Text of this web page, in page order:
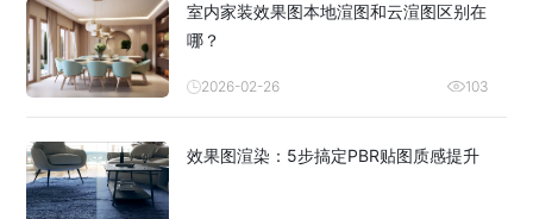
室内家装效果图本地渲图和云渲图区别在
哪？
2026-02-26 103
效果图渲染：5步搞定PBR贴图质感提升